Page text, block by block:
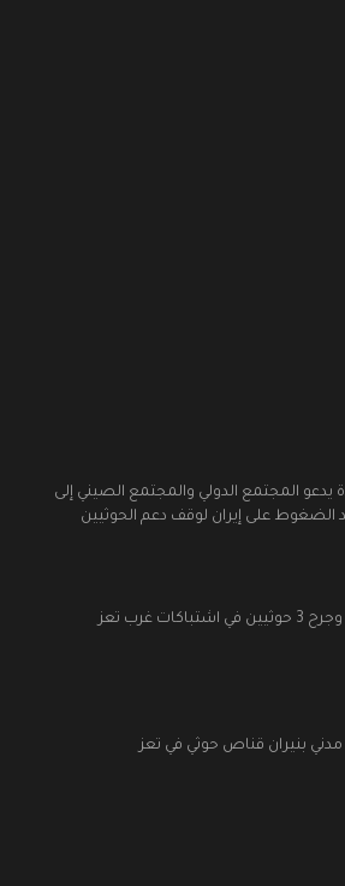
يدعو المجتمع الدولي والمجتمع الصيني إلى
الضغوط على إيران لوقف دعم الحوثيين
اشتباكات غرب تعز
بنيران قناص حوثي في تعز